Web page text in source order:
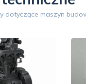
niesamowicie szybka
ekspresowa i
przyszłości wrócimy,
dotyczące maszyn